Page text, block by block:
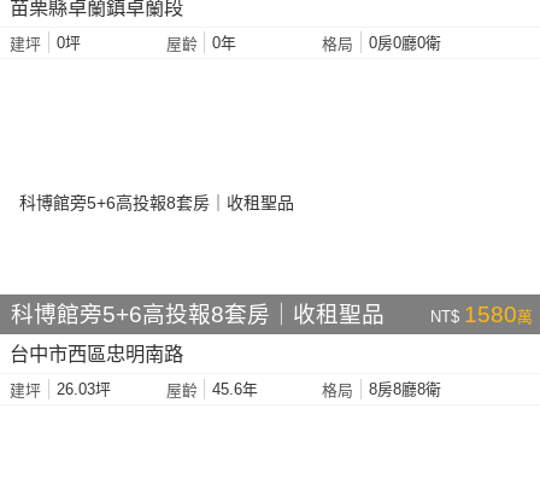
苗栗縣卓蘭鎮卓蘭段
建坪 0坪 屋齡 0年 格局 0房0廳0衛
科博館旁5+6高投報8套房｜收租聖品 NT$ 1580萬
台中市西區忠明南路
建坪 26.03坪 屋齡 45.6年 格局 8房8廳8衛